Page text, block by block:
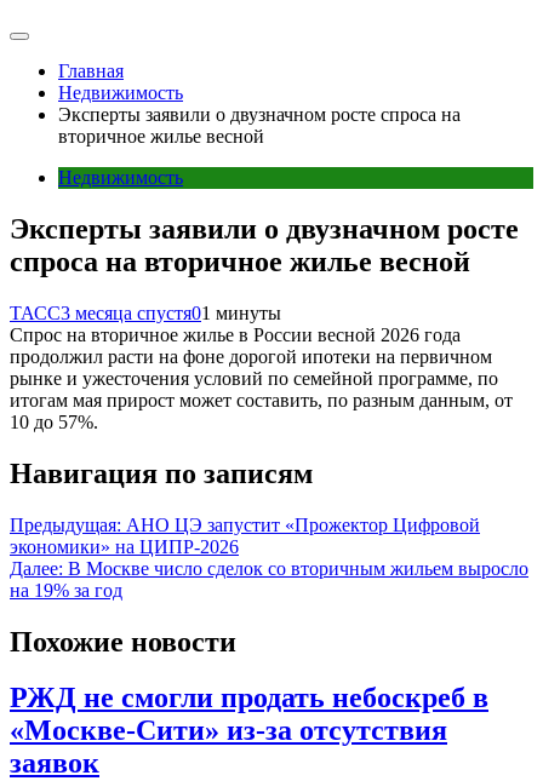
Главная
Недвижимость
Эксперты заявили о двузначном росте спроса на
вторичное жилье весной
Недвижимость
Эксперты заявили о двузначном росте
спроса на вторичное жилье весной
ТАСС3 месяца спустя01 минуты
Спрос на вторичное жилье в России весной 2026 года
продолжил расти на фоне дорогой ипотеки на первичном
рынке и ужесточения условий по семейной программе, по
итогам мая прирост может составить, по разным данным, от
10 до 57%.
Навигация по записям
Предыдущая: АНО ЦЭ запустит «Прожектор Цифровой
экономики» на ЦИПР-2026
Далее: В Москве число сделок со вторичным жильем выросло
на 19% за год
Похожие новости
РЖД не смогли продать небоскреб в
«Москве-Сити» из-за отсутствия
заявок